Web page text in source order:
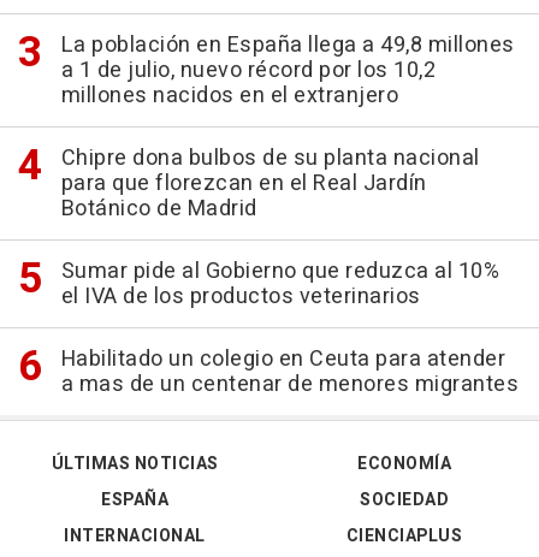
La población en España llega a 49,8 millones
a 1 de julio, nuevo récord por los 10,2
millones nacidos en el extranjero
Chipre dona bulbos de su planta nacional
para que florezcan en el Real Jardín
Botánico de Madrid
Sumar pide al Gobierno que reduzca al 10%
el IVA de los productos veterinarios
Habilitado un colegio en Ceuta para atender
a mas de un centenar de menores migrantes
ÚLTIMAS NOTICIAS
ESPAÑA
INTERNACIONAL
ECONOMÍA
SOCIEDAD
CIENCIAPLUS